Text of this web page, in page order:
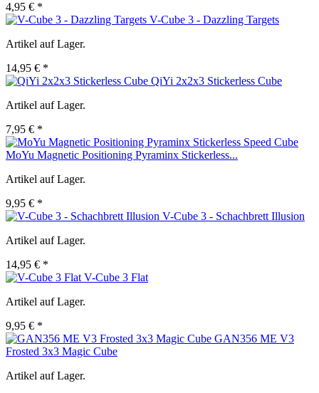
4,95 € *
V-Cube 3 - Dazzling Targets
Artikel auf Lager.
14,95 € *
QiYi 2x2x3 Stickerless Cube
Artikel auf Lager.
7,95 € *
MoYu Magnetic Positioning Pyraminx Stickerless...
Artikel auf Lager.
9,95 € *
V-Cube 3 - Schachbrett Illusion
Artikel auf Lager.
14,95 € *
V-Cube 3 Flat
Artikel auf Lager.
9,95 € *
GAN356 ME V3
Frosted 3x3 Magic Cube
Artikel auf Lager.